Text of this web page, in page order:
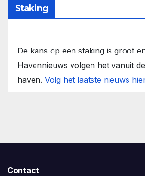
Staking
De kans op een staking is groot
Havennieuws volgen het vanuit
haven. Volg het laatste nieuws
Contact